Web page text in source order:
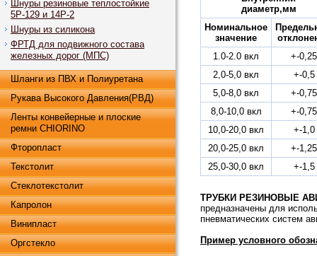
Шнуры резиновые теплостойкие
5Р-129 и 14Р-2
Шнуры из силикона
ФРТД для подвижного состава
железных дорог (МПС)
Шланги из ПВХ и Полиуретана
Рукава Высокого Давления(РВД)
Ленты конвейерные и плоские
ремни CHIORINO
Фторопласт
Текстолит
Стеклотекстолит
Капролон
Винипласт
Оргстекло
диаметр,мм
Номинальное
значение
1.0-2.0 вкл
+-0,25
2,0-5,0 вкл
+-0,5
5,0-8,0 вкл
+-0,75
8,0-10,0 вкл
+-0,75
10,0-20,0 вкл
+-1,0
20,0-25,0 вкл
+-1,25
25,0-30,0 вкл
+-1,5
ТРУБКИ РЕЗИНОВЫЕ
предназначены для
пневматических систем
Пример условного